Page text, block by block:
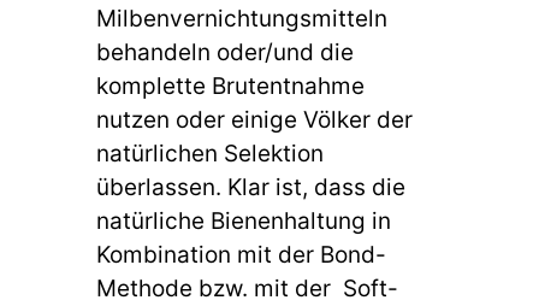
Milbenvernichtungsmitteln
behandeln oder/und die
komplette Brutentnahme
nutzen oder einige Völker der
natürlichen Selektion
überlassen. Klar ist, dass die
natürliche Bienenhaltung in
Kombination mit der Bond-
Methode bzw. mit der Soft-